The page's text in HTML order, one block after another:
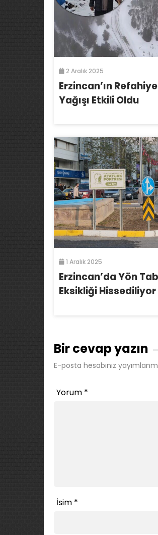
2 Aralık 2025
Erzincan’ın
Yağışı Etkili Oldu
1 Aralık 2025
Erzincan’da Yön
Eksikliği Hissediliyor
Bir cevap yazın
E-posta hesabınız
Yorum *
İsim *